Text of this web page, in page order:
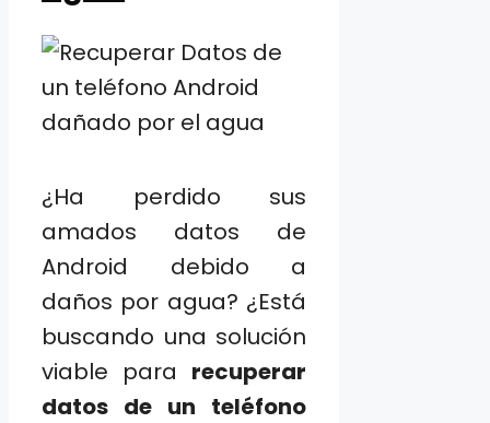
¿Ha perdido sus
amados datos de
Android debido a
daños por agua? ¿Está
buscando una solución
viable para recuperar
datos de un teléfono